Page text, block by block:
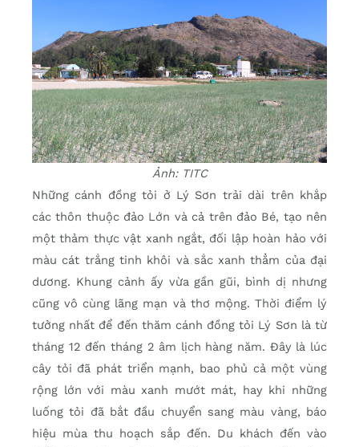
Ảnh: TITC
Những cánh đồng tỏi ở Lý Sơn trải dài trên khắp
các thôn thuộc đảo Lớn và cả trên đảo Bé, tạo nên
một thảm thực vật xanh ngắt, đối lập hoàn hảo với
màu cát trắng tinh khôi và sắc xanh thẳm của đại
dương. Khung cảnh ấy vừa gần gũi, bình dị nhưng
cũng vô cùng lãng mạn và thơ mộng. Thời điểm lý
tưởng nhất để đến thăm cánh đồng tỏi Lý Sơn là từ
tháng 12 đến tháng 2 âm lịch hàng năm. Đây là lúc
cây tỏi đã phát triển mạnh, bao phủ cả một vùng
rộng lớn với màu xanh mướt mát, hay khi những
luống tỏi đã bắt đầu chuyển sang màu vàng, báo
hiệu mùa thu hoạch sắp đến. Du khách đến vào